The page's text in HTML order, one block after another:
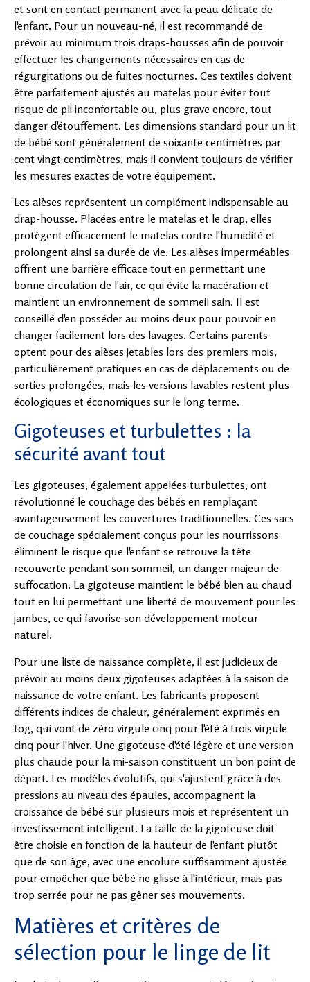
et sont en contact permanent avec la peau délicate de
l'enfant. Pour un nouveau-né, il est recommandé de
prévoir au minimum trois draps-housses afin de pouvoir
effectuer les changements nécessaires en cas de
régurgitations ou de fuites nocturnes. Ces textiles doivent
être parfaitement ajustés au matelas pour éviter tout
risque de pli inconfortable ou, plus grave encore, tout
danger d'étouffement. Les dimensions standard pour un lit
de bébé sont généralement de soixante centimètres par
cent vingt centimètres, mais il convient toujours de vérifier
les mesures exactes de votre équipement.
Les alèses représentent un complément indispensable au
drap-housse. Placées entre le matelas et le drap, elles
protègent efficacement le matelas contre l'humidité et
prolongent ainsi sa durée de vie. Les alèses imperméables
offrent une barrière efficace tout en permettant une
bonne circulation de l'air, ce qui évite la macération et
maintient un environnement de sommeil sain. Il est
conseillé d'en posséder au moins deux pour pouvoir en
changer facilement lors des lavages. Certains parents
optent pour des alèses jetables lors des premiers mois,
particulièrement pratiques en cas de déplacements ou de
sorties prolongées, mais les versions lavables restent plus
écologiques et économiques sur le long terme.
Gigoteuses et turbulettes : la
sécurité avant tout
Les gigoteuses, également appelées turbulettes, ont
révolutionné le couchage des bébés en remplaçant
avantageusement les couvertures traditionnelles. Ces sacs
de couchage spécialement conçus pour les nourrissons
éliminent le risque que l'enfant se retrouve la tête
recouverte pendant son sommeil, un danger majeur de
suffocation. La gigoteuse maintient le bébé bien au chaud
tout en lui permettant une liberté de mouvement pour les
jambes, ce qui favorise son développement moteur
naturel.
Pour une liste de naissance complète, il est judicieux de
prévoir au moins deux gigoteuses adaptées à la saison de
naissance de votre enfant. Les fabricants proposent
différents indices de chaleur, généralement exprimés en
tog, qui vont de zéro virgule cinq pour l'été à trois virgule
cinq pour l'hiver. Une gigoteuse d'été légère et une version
plus chaude pour la mi-saison constituent un bon point de
départ. Les modèles évolutifs, qui s'ajustent grâce à des
pressions au niveau des épaules, accompagnent la
croissance de bébé sur plusieurs mois et représentent un
investissement intelligent. La taille de la gigoteuse doit
être choisie en fonction de la hauteur de l'enfant plutôt
que de son âge, avec une encolure suffisamment ajustée
pour empêcher que bébé ne glisse à l'intérieur, mais pas
trop serrée pour ne pas gêner ses mouvements.
Matières et critères de
sélection pour le linge de lit